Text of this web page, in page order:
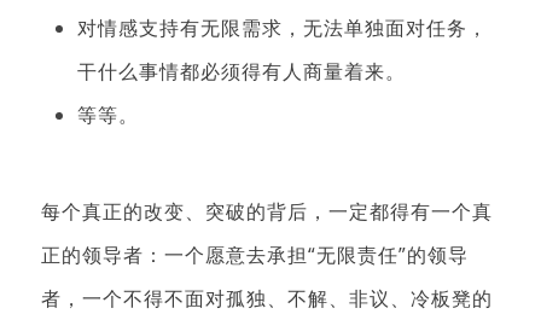
对情感支持有无限需求，无法单独面对任务，
干什么事情都必须得有人商量着来。
等等。
每个真正的改变、突破的背后，一定都得有一个真
正的领导者：一个愿意去承担“无限责任”的领导
者，一个不得不面对孤独、不解、非议、冷板凳的